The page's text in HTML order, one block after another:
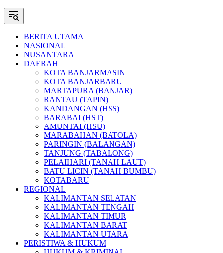
BERITA UTAMA
NASIONAL
NUSANTARA
DAERAH
KOTA BANJARMASIN
KOTA BANJARBARU
MARTAPURA (BANJAR)
RANTAU (TAPIN)
KANDANGAN (HSS)
BARABAI (HST)
AMUNTAI (HSU)
MARABAHAN (BATOLA)
PARINGIN (BALANGAN)
TANJUNG (TABALONG)
PELAIHARI (TANAH LAUT)
BATU LICIN (TANAH BUMBU)
KOTABARU
REGIONAL
KALIMANTAN SELATAN
KALIMANTAN TENGAH
KALIMANTAN TIMUR
KALIMANTAN BARAT
KALIMANTAN UTARA
PERISTIWA & HUKUM